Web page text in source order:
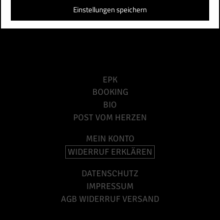
Einstellungen speichern
EPK
BOOKING
BIO
POST VOM HERZEN
MEIN KONTO
WIDERRUF ERKLÄREN
DATENSCHUTZ
IMPRESSUM
AGB WIDERRUF VERSAND